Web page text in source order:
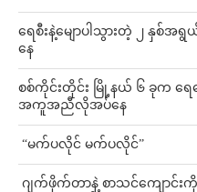
ရေစီးနဲ့မျောပါသွားတဲ့ ၂ နှစ်အ
နေ
စစ်ကိုင်းတိုင်း မြို့နယ် ၆ ခုက ရေ
အကူအညီလိုအပ်နေ
⁨ ⁨“မက်ပလိုင် မက်ပလိုင်”
ဂျက်ဖိုက်တာနဲ့ စာသင်ကျောင်းကို